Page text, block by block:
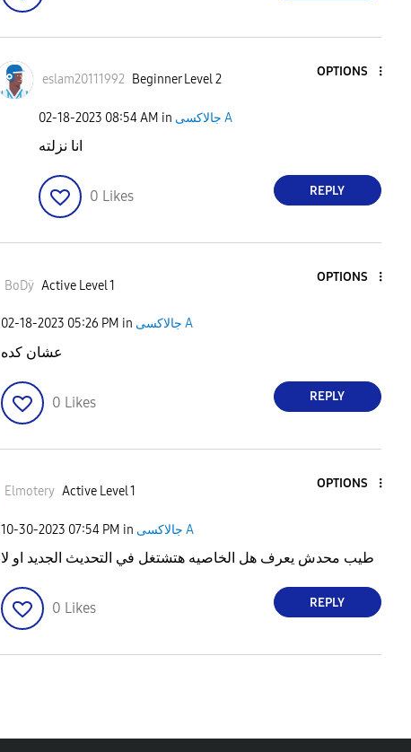
eslam20111992 Beginner Level 2
OPTIONS
‎02-18-2023 08:54 AM in جالاكسى A
انا نزلته
0 Likes REPLY
BoDÿ Active Level 1
OPTIONS
‎02-18-2023 05:26 PM in جالاكسى A
عشان كده
0 Likes REPLY
Elmotery Active Level 1
OPTIONS
‎10-30-2023 07:54 PM in جالاكسى A
طيب محدش يعرف هل الخاصيه هتشتغل في التحديث الجديد او لا
0 Likes REPLY